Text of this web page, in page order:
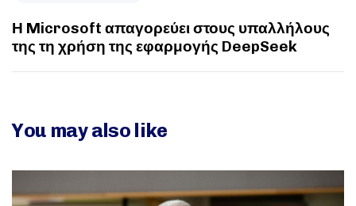
Η Microsoft απαγορεύει στους υπαλλήλους
της τη χρήση της εφαρμογής DeepSeek
You may also like